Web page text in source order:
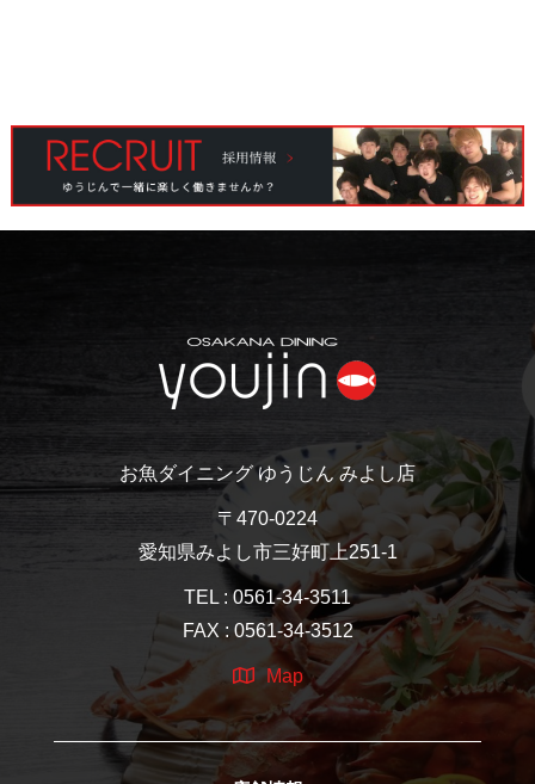
お魚ダイニング ゆうじん みよし店
〒470-0224
愛知県みよし市三好町上251-1
TEL : 0561-34-3511
FAX : 0561-34-3512
Map